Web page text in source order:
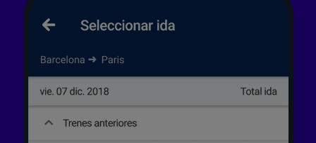
características del dispositivo para su
dispositivo y/o acceder a ella. Publicidad y
contenido personalizados, medición de
publicidad y contenido, investigación de
audiencia y desarrollo de servicios.
Lista de asociados (proveedores)